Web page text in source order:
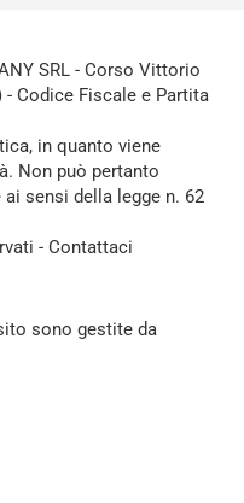
SRL - Corso Vittorio
- Codice Fiscale e Partita
in quanto viene
Non può pertanto
sensi della legge n. 62
- Contattaci
sono gestite da